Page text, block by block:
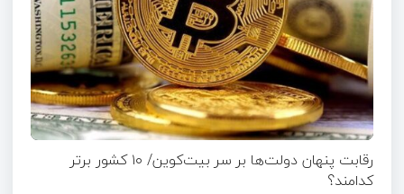
رقابت پنهان دولت‌ها بر سر بیت‌کوین/ ۱۰ کشور برتر
کدامند؟